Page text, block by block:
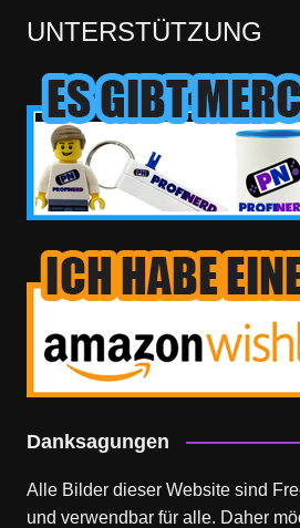
UNTERSTÜTZUNG
Danksagungen
Alle Bilder dieser Website sind
und verwendbar für alle. Daher